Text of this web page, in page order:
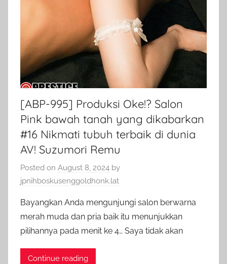
[ABP-995] Produksi Oke!? Salon
Pink bawah tanah yang dikabarkan
#16 Nikmati tubuh terbaik di dunia
AV! Suzumori Remu
Posted on August 8, 2024 by
jpnihboskusenggoldhonk.lat
Bayangkan Anda mengunjungi salon berwarna
merah muda dan pria baik itu menunjukkan
pilihannya pada menit ke 4… Saya tidak akan
Continue reading